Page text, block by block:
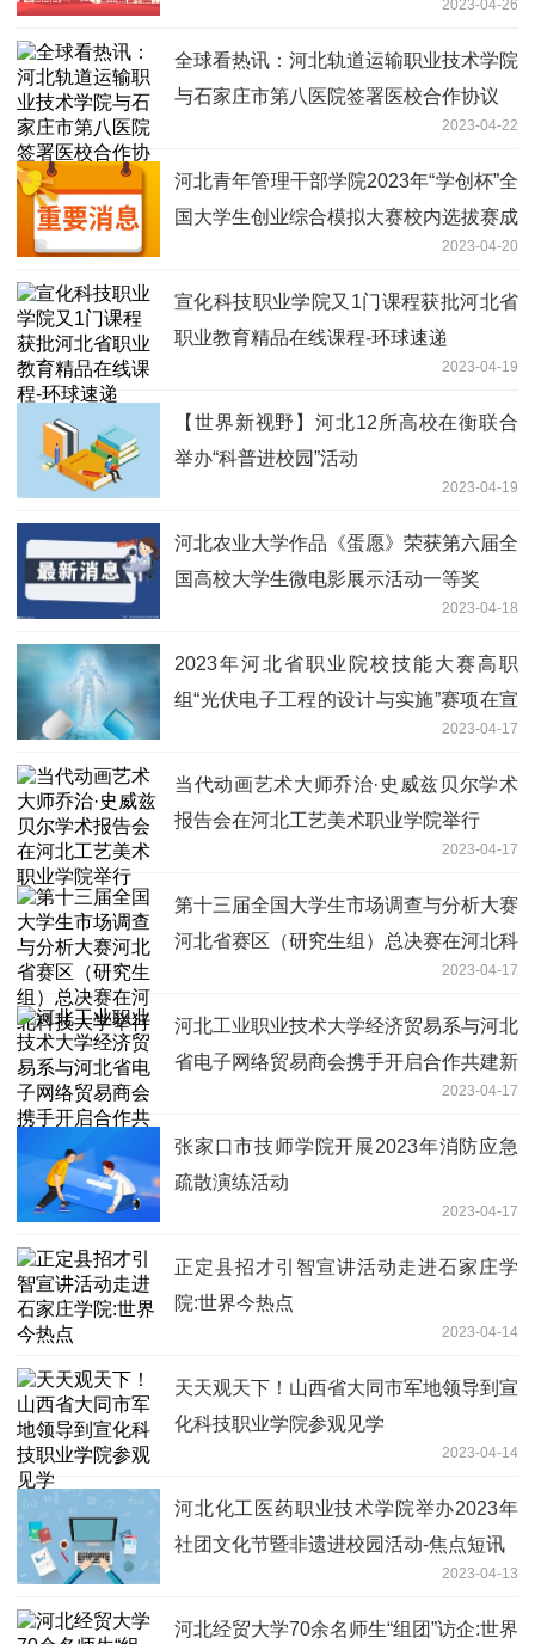
2023-04-26
全球看热讯：河北轨道运输职业技术学院
与石家庄市第八医院签署医校合作协议
2023-04-22
河北青年管理干部学院2023年“学创杯”全
国大学生创业综合模拟大赛校内选拔赛成
2023-04-20
宣化科技职业学院又1门课程获批河北省
职业教育精品在线课程-环球速递
2023-04-19
【世界新视野】河北12所高校在衡联合
举办“科普进校园”活动
2023-04-19
河北农业大学作品《蛋愿》荣获第六届全
国高校大学生微电影展示活动一等奖
2023-04-18
2023年河北省职业院校技能大赛高职
组“光伏电子工程的设计与实施”赛项在宣
2023-04-17
当代动画艺术大师乔治·史威兹贝尔学术
报告会在河北工艺美术职业学院举行
2023-04-17
第十三届全国大学生市场调查与分析大赛
河北省赛区（研究生组）总决赛在河北科
2023-04-17
河北工业职业技术大学经济贸易系与河北
省电子网络贸易商会携手开启合作共建新
2023-04-17
张家口市技师学院开展2023年消防应急
疏散演练活动
2023-04-17
正定县招才引智宣讲活动走进石家庄学
院:世界今热点
2023-04-14
天天观天下！山西省大同市军地领导到宣
化科技职业学院参观见学
2023-04-14
河北化工医药职业技术学院举办2023年
社团文化节暨非遗进校园活动-焦点短讯
2023-04-13
河北经贸大学70余名师生“组团”访企:世界